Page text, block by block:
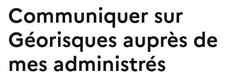
Communiquer sur
Géorisques auprès de
mes administrés